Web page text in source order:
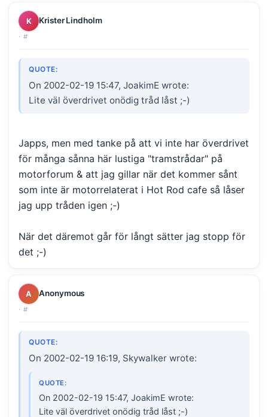
K Krister Lindholm
· #
QUOTE:
On 2002-02-19 15:47, JoakimE wrote:
Lite väl överdrivet onödig tråd låst ;-)
Japps, men med tanke på att vi inte har överdrivet
för många sånna här lustiga "tramstrådar" på
motorforum & att jag gillar när det kommer sånt
som inte är motorrelaterat i Hot Rod cafe så låser
jag upp tråden igen ;-)
När det däremot går för långt sätter jag stopp för
det ;-)
A Anonymous
· #
QUOTE:
On 2002-02-19 16:19, Skywalker wrote:
QUOTE:
On 2002-02-19 15:47, JoakimE wrote:
Lite väl överdrivet onödig tråd låst ;-)